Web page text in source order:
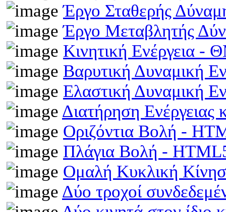
Έργο Σταθερής
Έργο Μεταβλητής
Κινητική Ενέργεια
Βαρυτική Δυναμική
Ελαστική Δυναμική
Διατήρηση
Οριζόντια Βολή -
Πλάγια Βολή -
Ομαλή Κυκλική
Δύο τροχοί